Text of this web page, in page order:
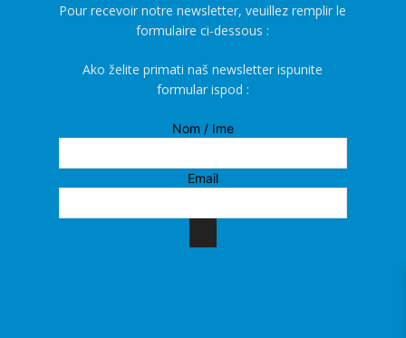
Pour recevoir notre newsletter, veuillez remplir le
formulaire ci-dessous :
Ako želite primati naš newsletter ispunite
formular ispod :
Nom / Ime
Email